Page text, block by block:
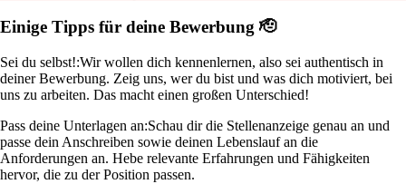
Einige Tipps für deine Bewerbung 🫡
Sei du selbst!:Wir wollen dich kennenlernen, also sei authentisch in
deiner Bewerbung. Zeig uns, wer du bist und was dich motiviert, bei
uns zu arbeiten. Das macht einen großen Unterschied!
Pass deine Unterlagen an:Schau dir die Stellenanzeige genau an und
passe dein Anschreiben sowie deinen Lebenslauf an die
Anforderungen an. Hebe relevante Erfahrungen und Fähigkeiten
hervor, die zu der Position passen.